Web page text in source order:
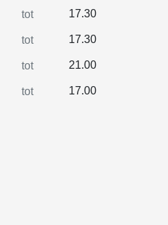
tot 17.30
tot 17.30
tot 21.00
tot 17.00